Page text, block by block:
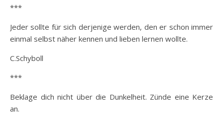
***
Jeder sollte für sich derjenige werden, den er schon immer
einmal selbst näher kennen und lieben lernen wollte.
C.Schyboll
***
Beklage dich nicht über die Dunkelheit. Zünde eine Kerze
an.